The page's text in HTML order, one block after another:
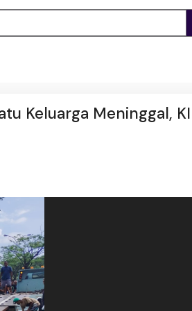
Keluarga Meninggal,